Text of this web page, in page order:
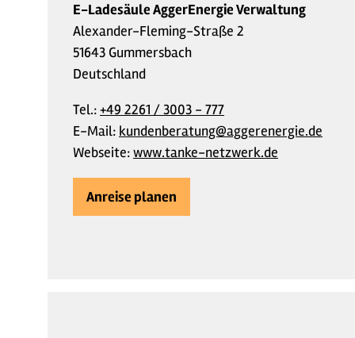
E-Ladesäule AggerEnergie Verwaltung
Alexander-Fleming-Straße 2
51643 Gummersbach
Deutschland
Tel.:+49 2261 / 3003 - 777
E-Mail: kundenberatung@aggerenergie.de
Webseite:www.tanke-netzwerk.de
Anreise planen